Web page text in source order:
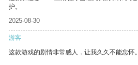
护。
2025-08-30
游客
这款游戏的剧情非常感人，让我久久不能忘怀。